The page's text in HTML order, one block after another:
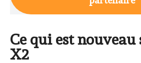
Ce qui est
X2